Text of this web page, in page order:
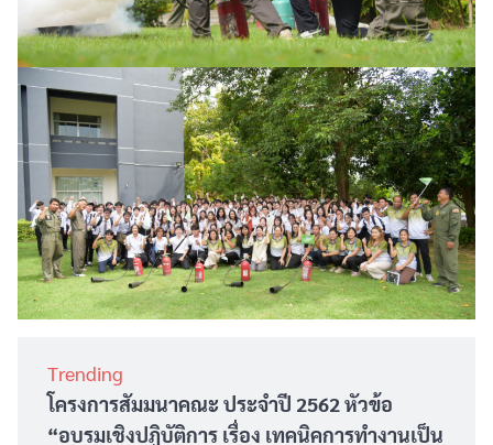
Trending
โครงการสัมมนาคณะ ประจำปี 2562 หัวข้อ
“อบรมเชิงปฏิบัติการ เรื่อง เทคนิคการทำงานเป็น